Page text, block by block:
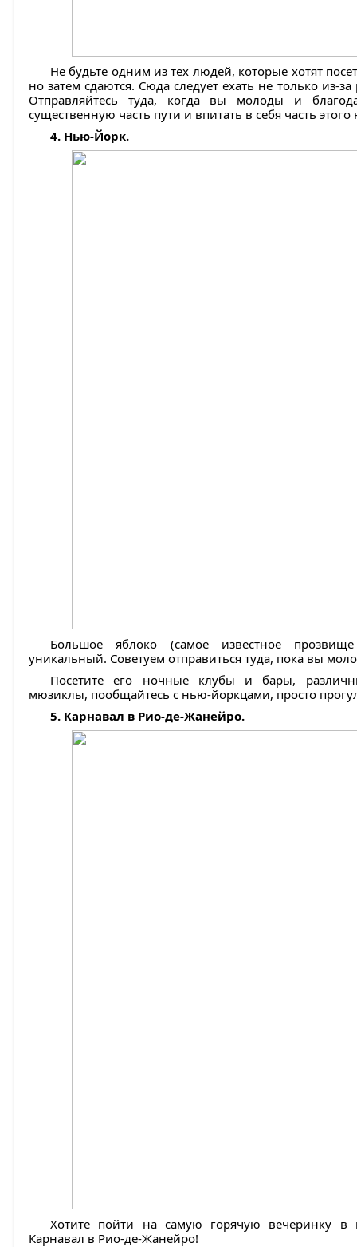
Не будьте одним из тех людей, которые хотят
но затем сдаются. Сюда следует ехать не только из-
Отправляйтесь туда, когда вы молоды и
существенную часть пути и впитать в себя часть
4. Нью-Йорк.
Большое яблоко (самое известное
уникальный. Советуем отправиться туда, пока вы
Посетите его ночные клубы и бары,
мюзиклы, пообщайтесь с нью-йоркцами, просто
5. Карнавал в Рио-де-Жанейро.
Хотите пойти на самую горячую вечеринку
Карнавал в Рио-де-Жанейро!